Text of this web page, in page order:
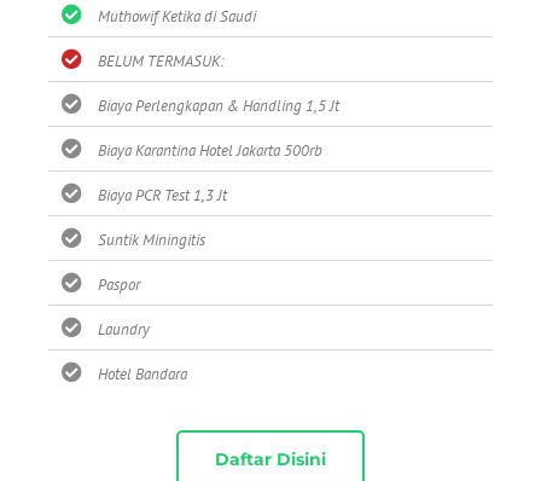
Muthowif Ketika di Saudi
BELUM TERMASUK:
Biaya Perlengkapan & Handling 1,5 Jt
Biaya Karantina Hotel Jakarta 500rb
Biaya PCR Test 1,3 Jt
Suntik Miningitis
Paspor
Laundry
Hotel Bandara
Daftar Disini